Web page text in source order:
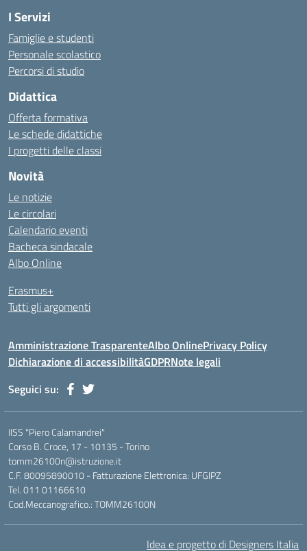
I Servizi
Famiglie e studenti
Personale scolastico
Percorsi di studio
Didattica
Offerta formativa
Le schede didattiche
I progetti delle classi
Novità
Le notizie
Le circolari
Calendario eventi
Bacheca sindacale
Albo Online
Erasmus+
Tutti gli argomenti
Amministrazione TrasparenteAlbo OnlinePrivacy Policy
Dichiarazione di accessibilitàGDPRNote legali
Seguici su:
IISS "Piero Calamandrei"
Corso B. Croce, 17 - 10135 - Torino
tomm26100n@istruzione.it
C.F. 80095890010 - Fatturazione Elettronica: UFGIPZ
Tel. 011 01166610
Cod.Meccanografico.: TOMM26100N
Idea e progetto di Designers Italia